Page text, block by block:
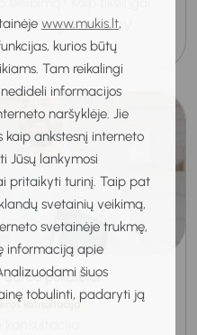
www.mukis.lt,
kurios būtų
Tam reikalingi
informacijos
naršyklėje. Jie
ankstesnį interneto
Jūsų lankymosi
pritaikyti turinį. Taip pat
svetainių veikimą,
svetainėje trukmę,
informaciją apie
šiuos
tobulinti, padaryti ją
Pagrindinės CV
darbo pokalbiui
konsultacija